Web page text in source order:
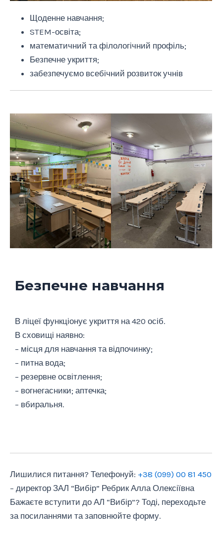
Щоденне навчання;
STEM-освіта;
математичний та філологічний профіль;
Безпечне укриття;
забезпечуємо всебічний розвиток учнів
Безпечне навчання
В ліцеї функціонує укриття на 420 осіб.
В сховищі наявно:
– місця для навчання та відпочинку;
– питна вода;
– резервне освітлення;
– вогнегасники; аптечка;
– вбиральня.
Лишилися питання? Телефонуй: +38 (099) 00 81 450
– директор ЗАЛ “Вибір” Ребрик Алла Олексіївна
Бажаєте вступити до АЛ “Вибір”? Тоді, переходьте
за посиланнями та заповнюйте форму.